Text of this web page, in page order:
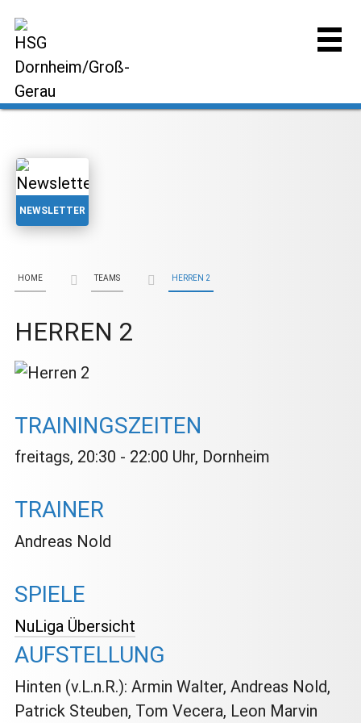
NEWSLETTER
HOME TEAMS HERREN 2
HERREN 2
TRAININGSZEITEN
freitags, 20:30 - 22:00 Uhr, Dornheim
TRAINER
Andreas Nold
SPIELE
NuLiga Übersicht
AUFSTELLUNG
Hinten (v.L.n.R.): Armin Walter, Andreas Nold,
Patrick Steuben, Tom Vecera, Leon Marvin